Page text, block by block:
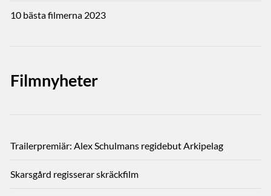
10 bästa filmerna 2023
Filmnyheter
Trailerpremiär: Alex Schulmans regidebut Arkipelag
Skarsgård regisserar skräckfilm